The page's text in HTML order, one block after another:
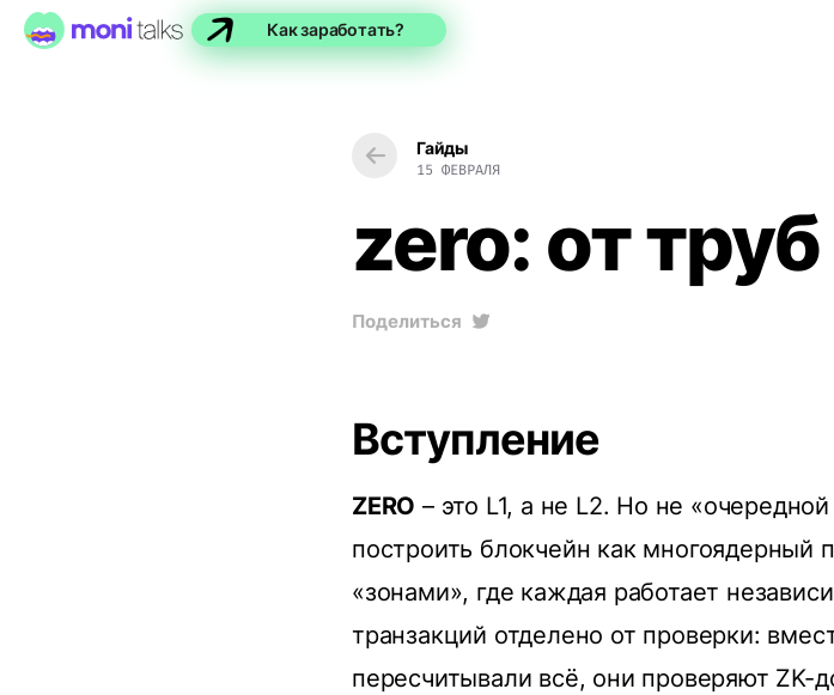
Как заработать?
Гайды
15 ФЕВРАЛЯ
zero: от
Поделиться
Вступление
ZERO – это L1, а не L2. Но не
построить блокчейн как многоядерный
«зонами», где каждая работает
транзакций отделено от проверки:
пересчитывали всё, они проверяют ZK-